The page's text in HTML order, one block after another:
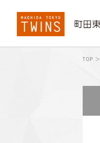
TOP